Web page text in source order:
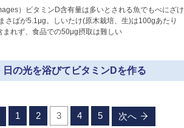
）ビタミンD含有量は多いとされる魚でもべにざけ
さばが5.1μg。しいたけ(原木栽培、生)は100gあたり
れず、食品での50μg摂取は難しい
日の光を浴びてビタミンDを作る
1 2 3 4 5 次へ